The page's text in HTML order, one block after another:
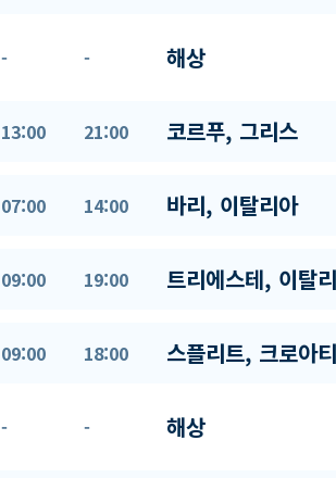
- - 해상
13:00 21:00 코르푸, 그리스
07:00 14:00 바리, 이탈리아
09:00 19:00 트리에스테, 이탈
09:00 18:00 스플리트, 크로아
- - 해상